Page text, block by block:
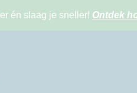
én slaag je sneller! Ontdek